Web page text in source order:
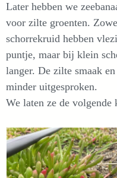
Later hebben we
voor zilte groenten.
schorrekruid hebben
puntje, maar bij klein
langer. De zilte smaak
minder uitgesproken.
We laten ze de volgende